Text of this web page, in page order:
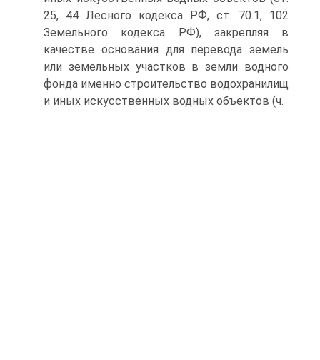
25, 44 Лесного кодекса РФ, ст. 70.1, 102
Земельного кодекса РФ), закрепляя в
качестве основания для перевода земель
или земельных участков в земли водного
фонда именно строительство водохранилищ
и иных искусственных водных объектов (ч.